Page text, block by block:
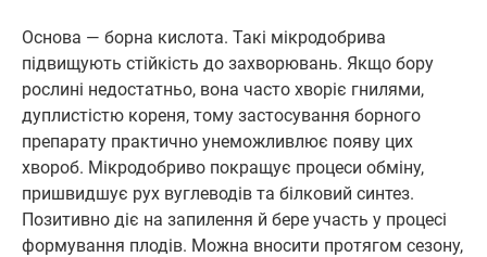
Основа — борна кислота. Такі мікродобрива
підвищують стійкість до захворювань. Якщо бору
рослині недостатньо, вона часто хворіє гнилями,
дуплистістю кореня, тому застосування борного
препарату практично унеможливлює появу цих
хвороб. Мікродобриво покращує процеси обміну,
пришвидшує рух вуглеводів та білковий синтез.
Позитивно діє на запилення й бере участь у процесі
формування плодів. Можна вносити протягом сезону,